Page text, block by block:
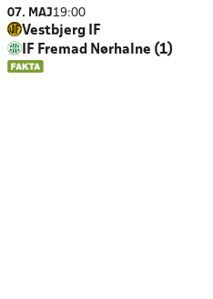
07. MAJ19:00
Vestbjerg IF
IF Fremad Nørhalne (1)